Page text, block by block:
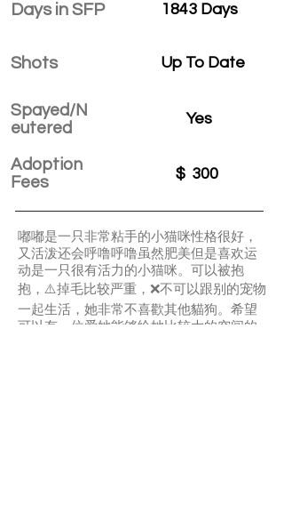
Days in SFP
Shots
Spayed/N
eutered
Adoption
Fees
1843 Days
Up To Date
Yes
$ 300
嘟嘟是一只非常粘手的小猫咪性格很好，
又活泼还会呼噜呼噜虽然肥美但是喜欢运
动是一只很有活力的小猫咪。可以被抱
抱，⚠️掉毛比较严重，❌不可以跟别的宠物
一起生活，她非常不喜歡其他貓狗。希望
可以有一位爱她能够给她比较大的空间的